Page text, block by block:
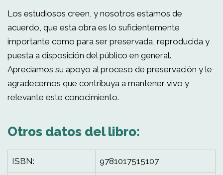
Los estudiosos creen, y nosotros estamos de
acuerdo, que esta obra es lo suficientemente
importante como para ser preservada, reproducida y
puesta a disposición del público en general.
Apreciamos su apoyo al proceso de preservación y le
agradecemos que contribuya a mantener vivo y
relevante este conocimiento.
Otros datos del libro:
ISBN: 9781017515107